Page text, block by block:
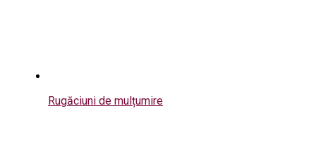
Rugăciuni de mulțumire